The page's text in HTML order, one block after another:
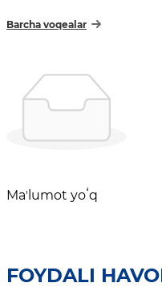
Barcha voqealar
Maʼlumot yoʻq
FOYDALI